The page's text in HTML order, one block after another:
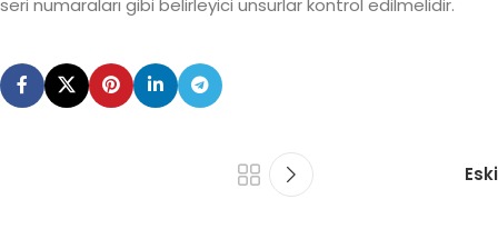
seri numaraları gibi belirleyici unsurlar kontrol edilmelidir.
Eski